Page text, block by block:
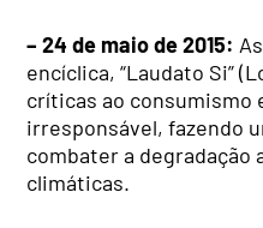
– 24 de maio de 2015:
encíclica, “Laudato Si”
críticas ao consumismo
irresponsável, fazendo
combater a degradação
climáticas.